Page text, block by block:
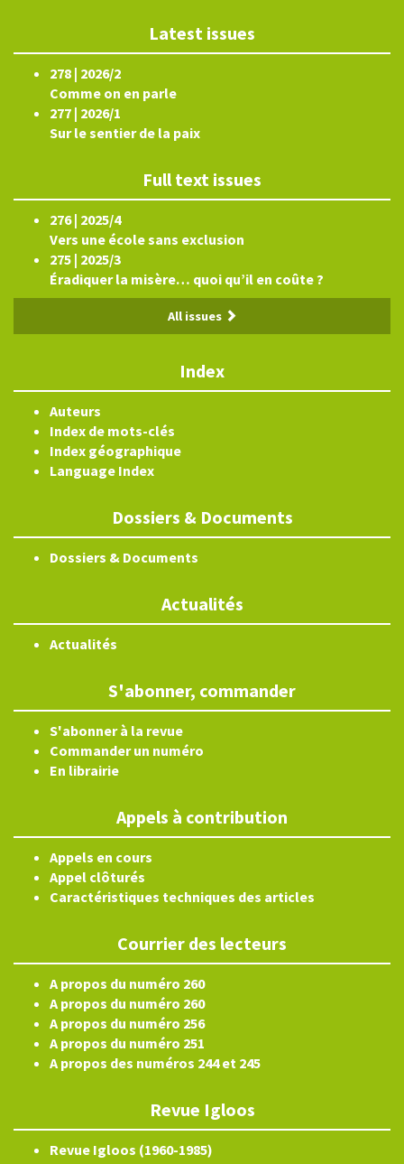
Latest issues
278 | 2026/2
Comme on en parle
277 | 2026/1
Sur le sentier de la paix
Full text issues
276 | 2025/4
Vers une école sans exclusion
275 | 2025/3
Éradiquer la misère… quoi qu’il en coûte ?
All issues
Index
Auteurs
Index de mots-clés
Index géographique
Language Index
Dossiers & Documents
Dossiers & Documents
Actualités
Actualités
S'abonner, commander
S'abonner à la revue
Commander un numéro
En librairie
Appels à contribution
Appels en cours
Appel clôturés
Caractéristiques techniques des articles
Courrier des lecteurs
A propos du numéro 260
A propos du numéro 260
A propos du numéro 256
A propos du numéro 251
A propos des numéros 244 et 245
Revue Igloos
Revue Igloos (1960-1985)